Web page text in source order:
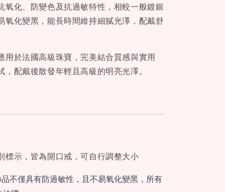
氧化、防變色及抗過敏特性，相較一般鍍銀
氧化變黑，能長時間維持細膩光澤，配戴舒
用於法國高級珠寶，完美結合質感與實用
，配戴後散發年輕且高級的明亮光澤。
標示，皆為開口戒，可自行調整大小
不僅具有防過敏性，且不易氧化變黑，所有